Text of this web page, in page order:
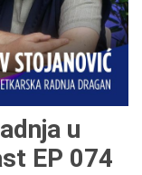
u
EP 074